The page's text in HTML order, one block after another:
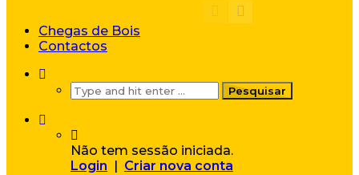
Chegas de Bois
Contactos
Não tem sessão iniciada.
Login
Criar nova conta